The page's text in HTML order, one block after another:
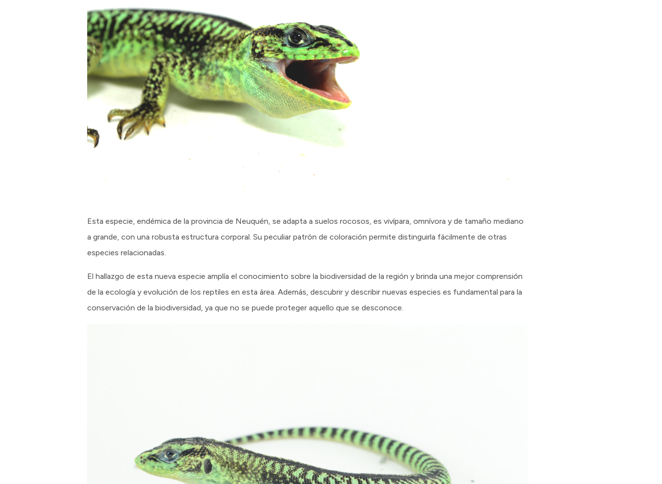
Esta especie, endémica de la provincia de Neuquén, se adapta a suelos rocosos, es vivípara, omnívora y de tamaño mediano
a grande, con una robusta estructura corporal. Su peculiar patrón de coloración permite distinguirla fácilmente de otras
especies relacionadas.
El hallazgo de esta nueva especie amplía el conocimiento sobre la biodiversidad de la región y brinda una mejor comprensión
de la ecología y evolución de los reptiles en esta área. Además, descubrir y describir nuevas especies es fundamental para la
conservación de la biodiversidad, ya que no se puede proteger aquello que se desconoce.